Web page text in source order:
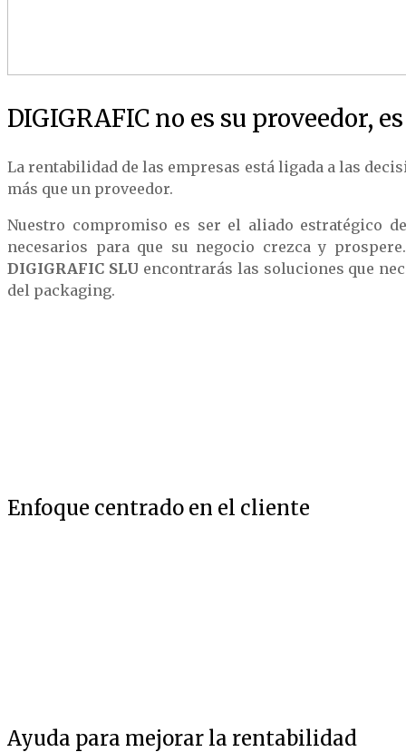
DIGIGRAFIC no es su proveedor,
La rentabilidad de las empresas está ligada a las
más que un proveedor.
Nuestro compromiso es ser el aliado estratégico
necesarios para que su negocio crezca y
DIGIGRAFIC SLU encontrarás las soluciones que
del packaging.
Enfoque centrado en el cliente
Ayuda para mejorar la rentabilidad